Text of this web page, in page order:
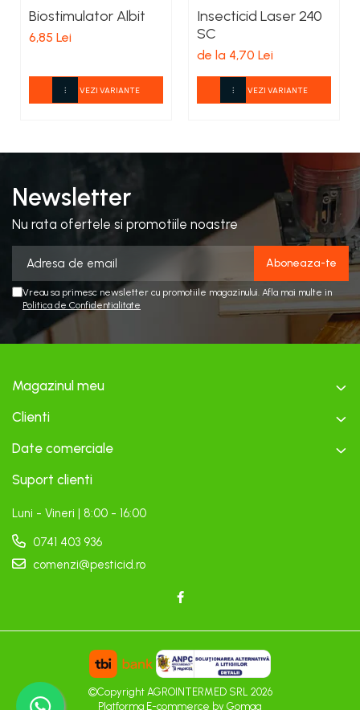
Biostimulator Albit
6,85 Lei
VEZI VARIANTE
Insecticid Laser 240
SC
de la 4,70 Lei
VEZI VARIANTE
Newsletter
Nu rata ofertele si promotiile noastre
Vreau sa primesc newsletter cu promotiile magazinului. Afla mai multe in
Politica de Confidentialitate
Magazinul meu
Clienti
Date comerciale
Suport clienti
Luni - Vineri | 8:00 - 16:00
0741 403 936
comenzi@pesticid.ro
©Copyright AGROINTERMED SRL 2026
Platforma E-commerce by Gomag